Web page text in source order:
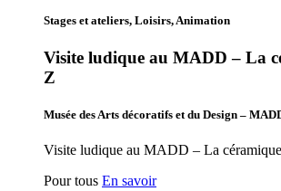
Stages et ateliers, Loisirs, Animation
Visite ludique au MADD – La
Z
Musée des Arts décoratifs et du Design –
Visite ludique au MADD – La
Pour tous En savoir